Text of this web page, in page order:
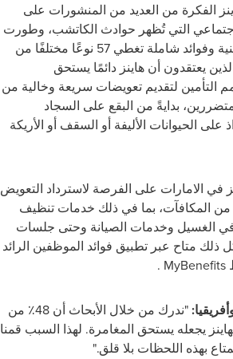
الفكرة من العديد من المنشورات على
التي تُظهر حوادث الكاتشب، وطورت
الشركة حزمة تأمينية وفوائد شاملة تغطي 57 نوعًا مختلفًا من
يعتقدون أن هاينز دائمًا يستحق
التأمين لتقديم تعويضات سريعة وخالية من
بدايةً من البقع على السجاد
على الحيوانات الأليفة أو السقف أو الأريكة
في الامارات على الفرصة لاسترداد التعويض
المكافآت، بما في ذلك خدمات تنظيف
الغسيل وخدمات الصيانة وحتى جلسات
ذلك متاح عبر تطبيق فوائد الموظفين الرائد
MyBenefits
.
"ندرك من خلال الأبحاث أن 48٪ من
وأن 91٪ منهم يصرحون بأن حبهم لهاينز يجعله يستحق المغامرة. لهذا السبب قمنا
بهذه اللحظات بلا قلق."